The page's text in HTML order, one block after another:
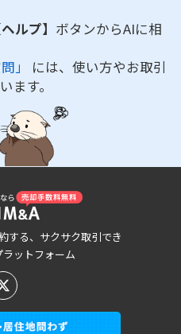
ヘルプ】 ボタンからAIに相
」 には、使い方やお取引
ます。
する、サクサク取引でき
ットフォーム